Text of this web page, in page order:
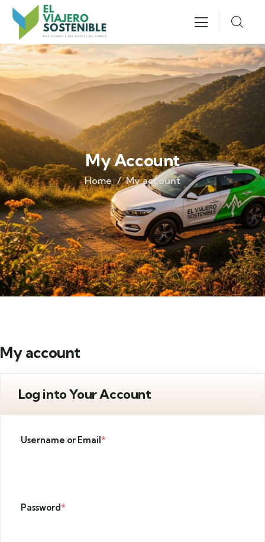
My Account
Home My account
My account
Log into Your Account
Username or Email *
Password*